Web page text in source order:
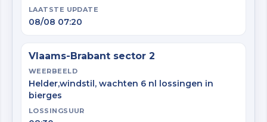
LAATSTE UPDATE
08/08 07:20
Vlaams-Brabant sector 2
WEERBEELD
Helder,windstil, wachten 6 nl lossingen in
bierges
LOSSINGSUUR